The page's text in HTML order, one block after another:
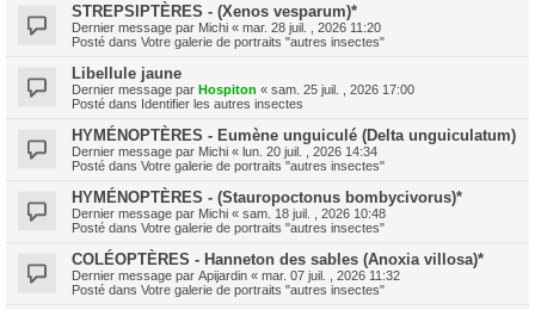
STREPSIPTÈRES - (Xenos vesparum)*
Dernier message par Michi « mar. 28 juil. , 2026 11:20
Posté dans Votre galerie de portraits "autres insectes"
Libellule jaune
Dernier message par Hospiton « sam. 25 juil. , 2026 17:00
Posté dans Identifier les autres insectes
HYMÉNOPTÈRES - Eumène unguiculé (Delta unguiculatum)
Dernier message par Michi « lun. 20 juil. , 2026 14:34
Posté dans Votre galerie de portraits "autres insectes"
HYMÉNOPTÈRES - (Stauropoctonus bombycivorus)*
Dernier message par Michi « sam. 18 juil. , 2026 10:48
Posté dans Votre galerie de portraits "autres insectes"
COLÉOPTÈRES - Hanneton des sables (Anoxia villosa)*
Dernier message par Apijardin « mar. 07 juil. , 2026 11:32
Posté dans Votre galerie de portraits "autres insectes"